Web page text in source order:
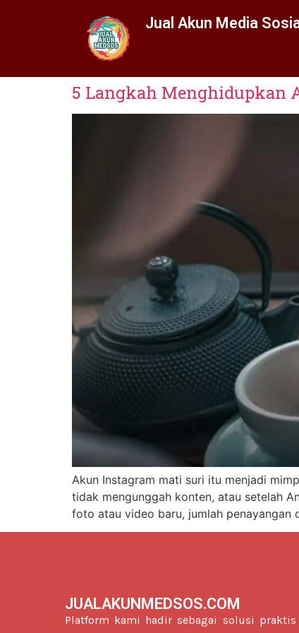
Jual Akun Media
5 Langkah Menghidupkan
Akun Instagram mati suri itu menjadi
tidak mengunggah konten, atau setelah
foto atau video baru, jumlah
JUALAKUNMEDSOS.COM
Platform kami hadir sebagai solusi praktis